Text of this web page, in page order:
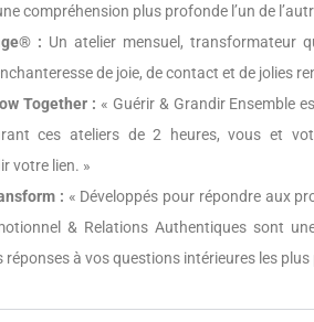
compréhension plus profonde l’un de
: Un atelier mensuel, transformateur
de joie, de contact et de jolies
Together : « Guérir & Grandir Ensemble
ces ateliers de 2 heures, vous et
votre lien. »
: « Développés pour répondre aux
& Relations Authentiques sont
réponses à vos questions intérieures les plus